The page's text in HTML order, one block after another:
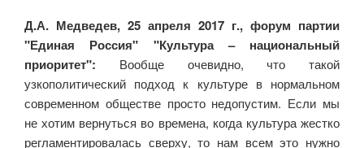
Д.А. Медведев, 25 апреля 2017 г., форум партии
"Единая Россия" "Культура – национальный
приоритет": Вообще очевидно, что такой
узкополитический подход к культуре в нормальном
современном обществе просто недопустим. Если мы
не хотим вернуться во времена, когда культура жестко
регламентировалась сверху, то нам всем это нужно